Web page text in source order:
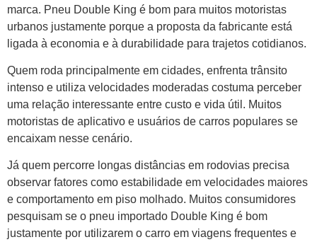
marca. Pneu Double King é bom para muitos motoristas
urbanos justamente porque a proposta da fabricante está
ligada à economia e à durabilidade para trajetos cotidianos.
Quem roda principalmente em cidades, enfrenta trânsito
intenso e utiliza velocidades moderadas costuma perceber
uma relação interessante entre custo e vida útil. Muitos
motoristas de aplicativo e usuários de carros populares se
encaixam nesse cenário.
Já quem percorre longas distâncias em rodovias precisa
observar fatores como estabilidade em velocidades maiores
e comportamento em piso molhado. Muitos consumidores
pesquisam se o pneu importado Double King é bom
justamente por utilizarem o carro em viagens frequentes e